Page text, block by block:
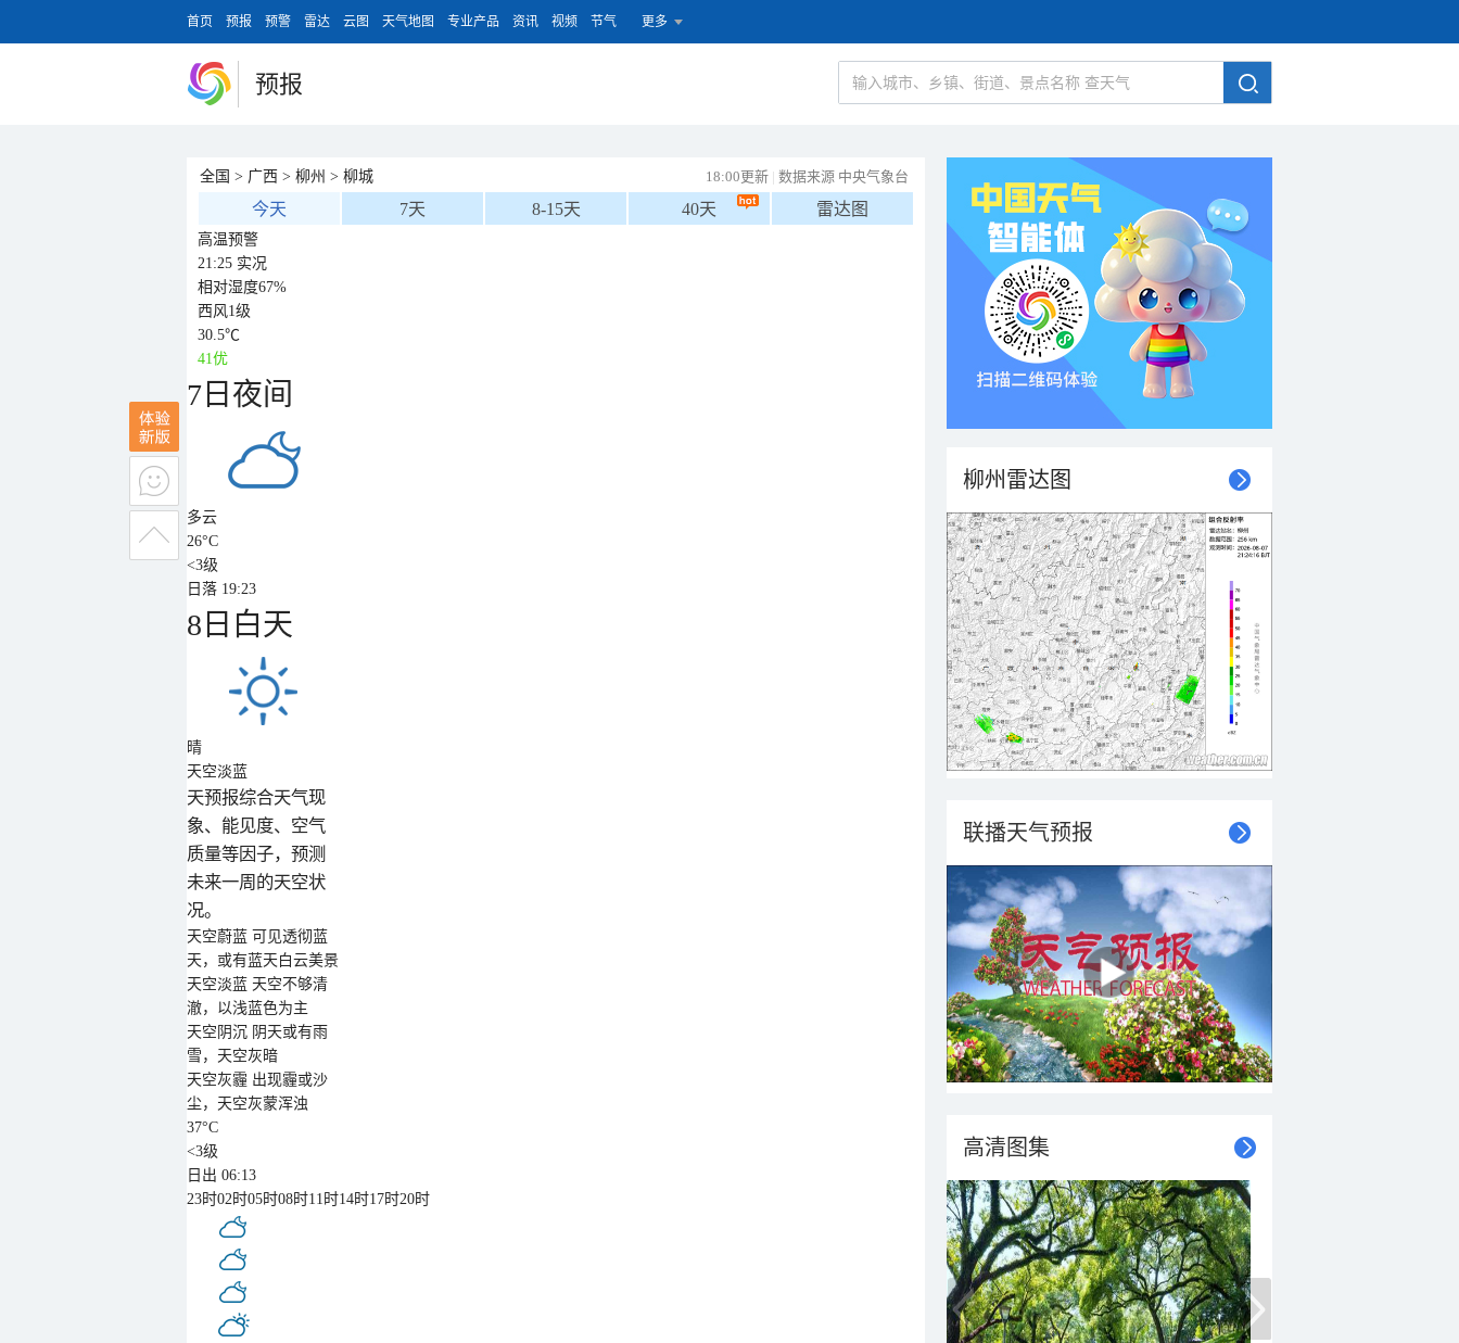
首页 预报 预警 雷达 云图 天气地图 专业产品 资讯 视频 节气 更多
预报
全国 > 广西 > 柳州 > 柳城 18:00更新 | 数据来源 中央气象台
今天 7天 8-15天 40天 雷达图
高温预警
21:25 实况
相对湿度67%
西风1级
30.5℃
41优
7日夜间
多云
26°C
<3级
日落 19:23
8日白天
晴
天空淡蓝
天预报综合天气现
象、能见度、空气
质量等因子，预测
未来一周的天空状
况。
天空蔚蓝 可见透彻蓝
天，或有蓝天白云美景
天空淡蓝 天空不够清
澈，以浅蓝色为主
天空阴沉 阴天或有雨
雪，天空灰暗
天空灰霾 出现霾或沙
尘，天空灰蒙浑浊
37°C
<3级
日出 06:13
23时02时05时08时11时14时17时20时
柳州雷达图
联播天气预报
高清图集